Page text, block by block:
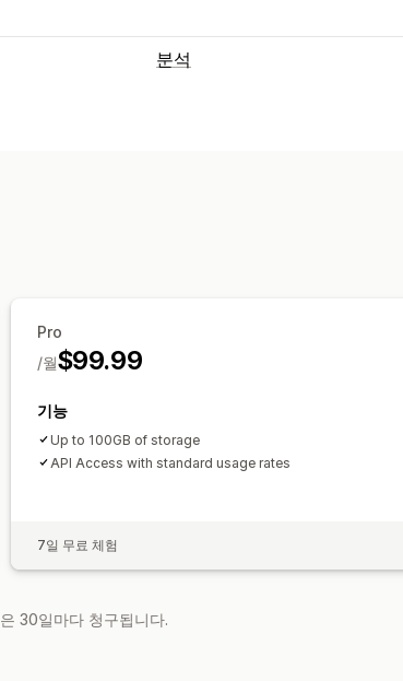
분석
Pro
$99.99
/월
기능
Up to 100GB of storage
API Access with standard usage rates
7일 무료 체험
30일마다 청구됩니다.